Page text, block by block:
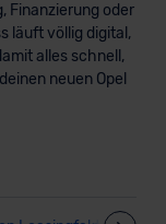
Finanzierung oder
läuft völlig digital,
alles schnell,
neuen Opel